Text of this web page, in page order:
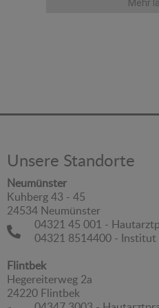
Mehr
Unsere Standorte
Neumünster
Kuhberg 43 - 45
24534 Neumünster
04321 45 001 -
04321 8514400 -
Flintbek
Hegereiterweg 2a
24220 Flintbek